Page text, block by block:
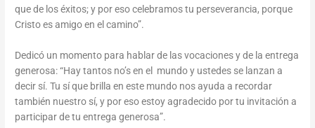
que de los éxitos; y por eso celebramos tu perseverancia, porque
Cristo es amigo en el camino”.
Dedicó un momento para hablar de las vocaciones y de la entrega
generosa: “Hay tantos no’s en el mundo y ustedes se lanzan a
decir sí. Tu sí que brilla en este mundo nos ayuda a recordar
también nuestro sí, y por eso estoy agradecido por tu invitación a
participar de tu entrega generosa”.